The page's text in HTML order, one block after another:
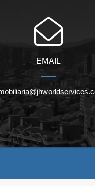
EMAIL